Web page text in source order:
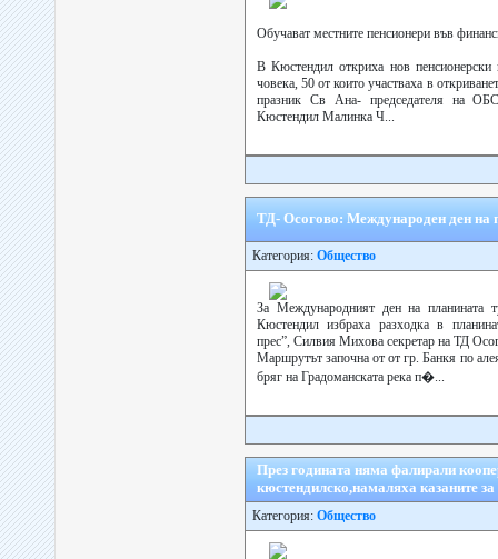
Обучават местните пенсионери във
В Кюстендил откриха нов пенсионерски
човека, 50 от които участваха в
празник Св Ана- председателя на
Кюстендил Малинка Ч...
ТД- Осогово: Международен ден на
Категория: Общество
За Международният ден на планината
Кюстендил избраха разходка в
прес”, Силвия Михова секретар на ТД
Маршрутът започна от от гр. Банкя по
бряг на Градоманската река п�...
През годината няма фалирали
кюстендилско,намаляха казаните
Категория: Общество